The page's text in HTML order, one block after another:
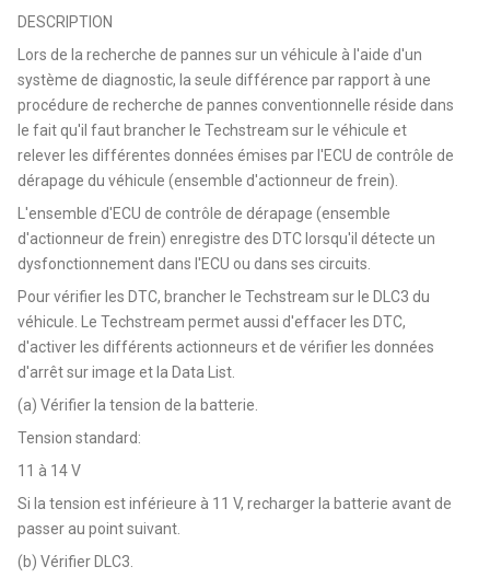
DESCRIPTION
Lors de la recherche de pannes sur un véhicule à l'aide d'un
système de diagnostic, la seule différence par rapport à une
procédure de recherche de pannes conventionnelle réside dans
le fait qu'il faut brancher le Techstream sur le véhicule et
relever les différentes données émises par l'ECU de contrôle de
dérapage du véhicule (ensemble d'actionneur de frein).
L'ensemble d'ECU de contrôle de dérapage (ensemble
d'actionneur de frein) enregistre des DTC lorsqu'il détecte un
dysfonctionnement dans l'ECU ou dans ses circuits.
Pour vérifier les DTC, brancher le Techstream sur le DLC3 du
véhicule. Le Techstream permet aussi d'effacer les DTC,
d'activer les différents actionneurs et de vérifier les données
d'arrêt sur image et la Data List.
(a) Vérifier la tension de la batterie.
Tension standard:
11 à 14 V
Si la tension est inférieure à 11 V, recharger la batterie avant de
passer au point suivant.
(b) Vérifier DLC3.